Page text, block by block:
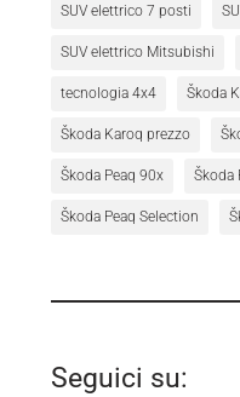
SUV elettrico 7 posti
SUV elettrico Mitsubishi
tecnologia 4x4 Škoda
Škoda Karoq prezzo
Škoda Peaq 90x Škoda
Škoda Peaq Selection
Seguici su: